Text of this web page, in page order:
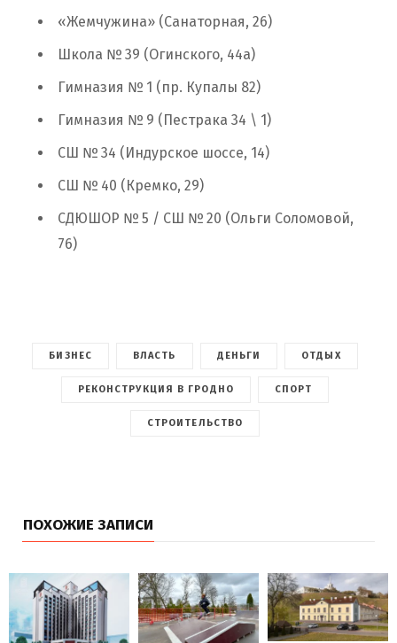
«Жемчужина» (Санаторная, 26)
Школа № 39 (Огинского, 44а)
Гимназия № 1 (пр. Купалы 82)
Гимназия № 9 (Пестрака 34 \ 1)
СШ № 34 (Индурское шоссе, 14)
СШ № 40 (Кремко, 29)
СДЮШОР № 5 / СШ № 20 (Ольги Соломовой,
76)
БИЗНЕС ВЛАСТЬ ДЕНЬГИ ОТДЫХ
РЕКОНСТРУКЦИЯ В ГРОДНО СПОРТ
СТРОИТЕЛЬСТВО
ПОХОЖИЕ ЗАПИСИ